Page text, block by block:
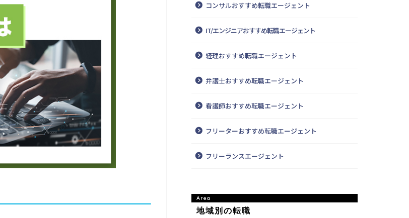
コンサルおすすめ転職エージェント
IT/エンジニアおすすめ転職エージェント
経理おすすめ転職エージェント
弁護士おすすめ転職エージェント
看護師おすすめ転職エージェント
フリーターおすすめ転職エージェント
フリーランスエージェント
地域別の転職